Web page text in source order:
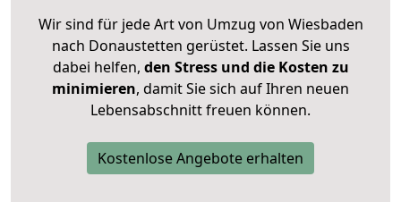
Wir sind für jede Art von Umzug von Wiesbaden
nach Donaustetten gerüstet. Lassen Sie uns
dabei helfen, den Stress und die Kosten zu
minimieren, damit Sie sich auf Ihren neuen
Lebensabschnitt freuen können.
Kostenlose Angebote erhalten